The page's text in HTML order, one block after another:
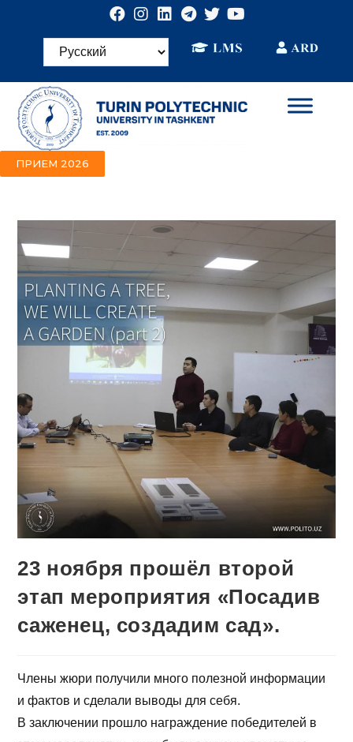
ПРИЕМ 2026
23 ноября прошёл второй
этап мероприятия «Посадив
саженец, создадим сад».
Члены жюри получили много полезной информации
и фактов и сделали выводы для себя.
В заключении прошло награждение победителей в